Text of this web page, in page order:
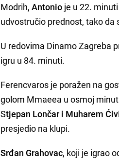
Modrih,Antonio je u 22.
udvostručio prednost, tako da
U redovima Dinamo Zagreba
igru u 84. minuti.
Ferencvaros je poražen na
golom Mmaeea u osmoj
Stjepan Lončar i Muharem
presjedio na klupi.
Srđan Grahovac, koji je igrao